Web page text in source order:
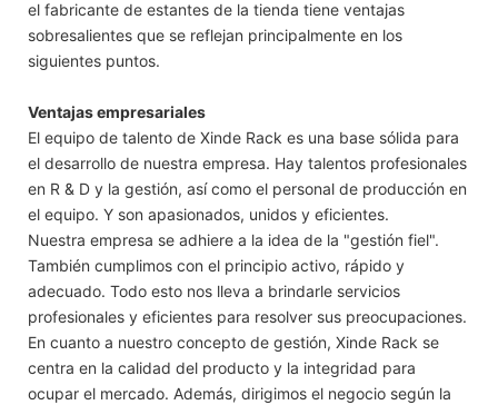
el fabricante de estantes de la tienda tiene ventajas
sobresalientes que se reflejan principalmente en los
siguientes puntos.
Ventajas empresariales
El equipo de talento de Xinde Rack es una base sólida para
el desarrollo de nuestra empresa. Hay talentos profesionales
en R & D y la gestión, así como el personal de producción en
el equipo. Y son apasionados, unidos y eficientes.
Nuestra empresa se adhiere a la idea de la "gestión fiel".
También cumplimos con el principio activo, rápido y
adecuado. Todo esto nos lleva a brindarle servicios
profesionales y eficientes para resolver sus preocupaciones.
En cuanto a nuestro concepto de gestión, Xinde Rack se
centra en la calidad del producto y la integridad para
ocupar el mercado. Además, dirigimos el negocio según la